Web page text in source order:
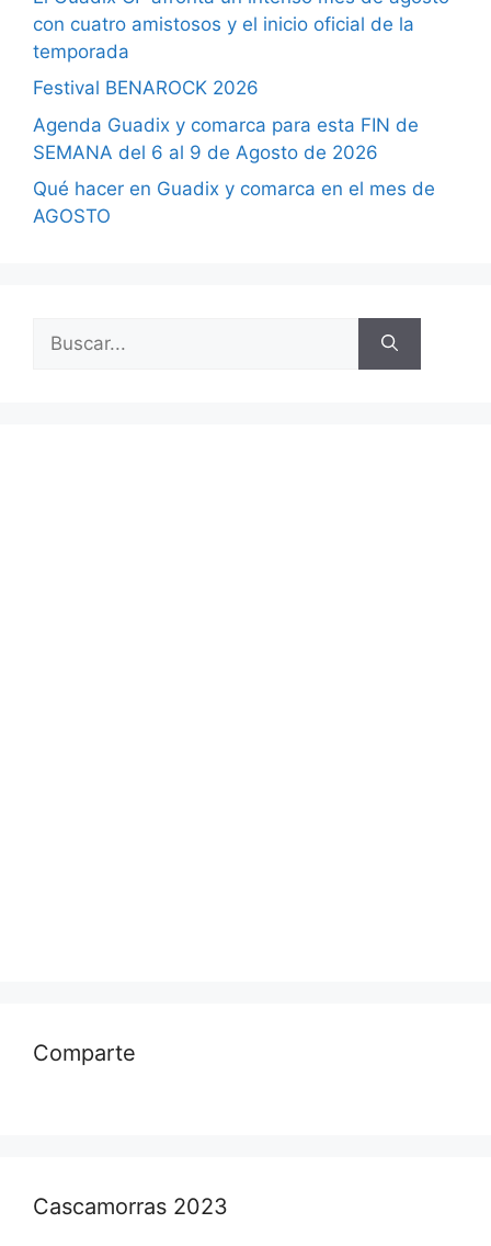
con cuatro amistosos y el inicio oficial de la
temporada
Festival BENAROCK 2026
Agenda Guadix y comarca para esta FIN de
SEMANA del 6 al 9 de Agosto de 2026
Qué hacer en Guadix y comarca en el mes de
AGOSTO
Buscar:
Comparte
Cascamorras 2023